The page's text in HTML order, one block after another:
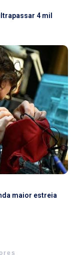
4 mil
maior estreia